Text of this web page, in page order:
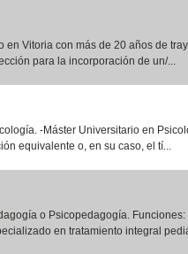
en Vitoria con más de 20 años de
para la incorporación de un/...
-Máster Universitario en
equivalente o, en su caso, el tí...
o Psicopedagogía. Funciones:
en tratamiento integral